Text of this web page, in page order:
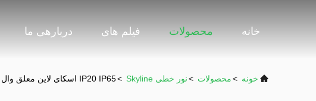
خانه محصولات فیلم های دربارهی ما
خونه >محصولات >نور خطی Skyline >IP20 IP65 اسکای لاین معلق وال واشر 2835 از جنس استنلس استیل سیاه و سفید سبک خطی